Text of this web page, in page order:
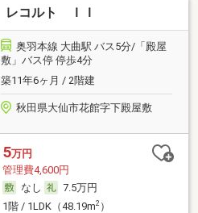
コルト ＩＩ
奥羽本線 大曲駅 バス5分/「殿屋
敷」バス停 停歩4分
築11年6ヶ月 / 2階建
秋田県大仙市花館字下殿屋敷
5万円
管理費4,600円
なし
7.5万円
1階 / 1LDK（48.19m2）